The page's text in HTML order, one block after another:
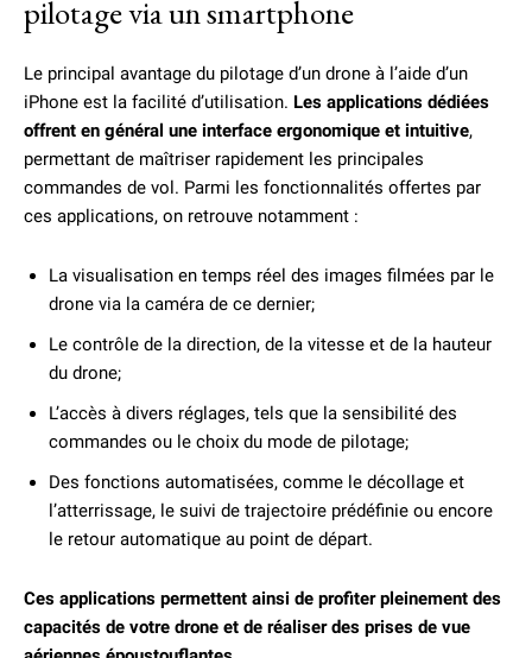
pilotage via un smartphone
Le principal avantage du pilotage d’un drone à l’aide d’un
iPhone est la facilité d’utilisation. Les applications dédiées
offrent en général une interface ergonomique et intuitive,
permettant de maîtriser rapidement les principales
commandes de vol. Parmi les fonctionnalités offertes par
ces applications, on retrouve notamment :
La visualisation en temps réel des images filmées par le
drone via la caméra de ce dernier;
Le contrôle de la direction, de la vitesse et de la hauteur
du drone;
L’accès à divers réglages, tels que la sensibilité des
commandes ou le choix du mode de pilotage;
Des fonctions automatisées, comme le décollage et
l’atterrissage, le suivi de trajectoire prédéfinie ou encore
le retour automatique au point de départ.
Ces applications permettent ainsi de profiter pleinement des
capacités de votre drone et de réaliser des prises de vue